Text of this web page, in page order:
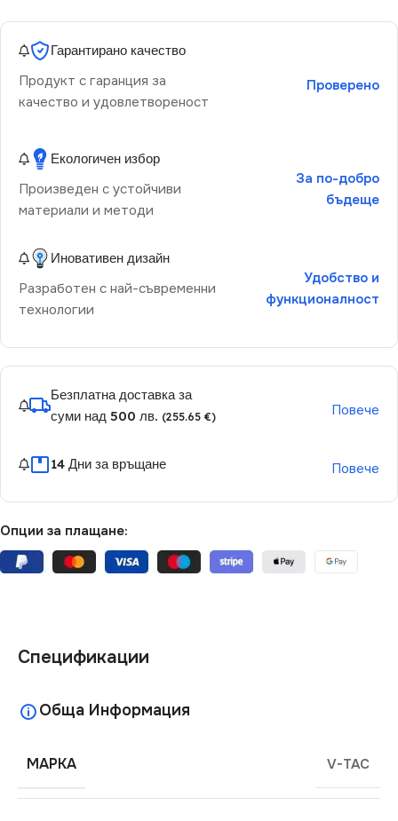
Гарантирано качество
Продукт с гаранция за
качество и удовлетвореност
Проверено
Екологичен избор
Произведен с устойчиви
материали и методи
За по-добро
бъдеще
Иновативен дизайн
Разработен с най-съвременни
технологии
Удобство и
функционалност
Безплатна доставка за
суми над 500 лв. (255.65 €) Повече
14 Дни за връщане Повече
Опции за плащане:
Спецификации
Обща Информация
МАРКА V-TAC